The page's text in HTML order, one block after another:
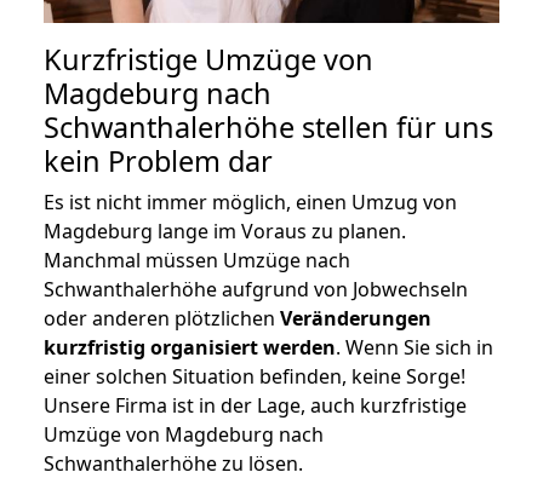
Kurzfristige Umzüge von
Magdeburg nach
Schwanthalerhöhe stellen für uns
kein Problem dar
Es ist nicht immer möglich, einen Umzug von
Magdeburg lange im Voraus zu planen.
Manchmal müssen Umzüge nach
Schwanthalerhöhe aufgrund von Jobwechseln
oder anderen plötzlichen Veränderungen
kurzfristig organisiert werden. Wenn Sie sich in
einer solchen Situation befinden, keine Sorge!
Unsere Firma ist in der Lage, auch kurzfristige
Umzüge von Magdeburg nach
Schwanthalerhöhe zu lösen.